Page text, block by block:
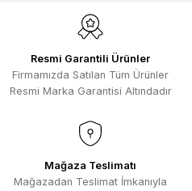
Resmi Garantili Ürünler
Firmamızda Satılan Tüm Ürünler
Resmi Marka Garantisi Altındadır
Mağaza Teslimatı
Mağazadan Teslimat İmkanıyla